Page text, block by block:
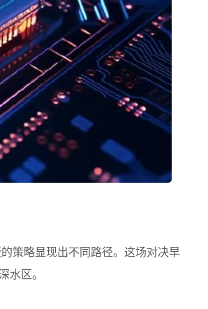
策略显现出不同路径。这场对决早
水区。